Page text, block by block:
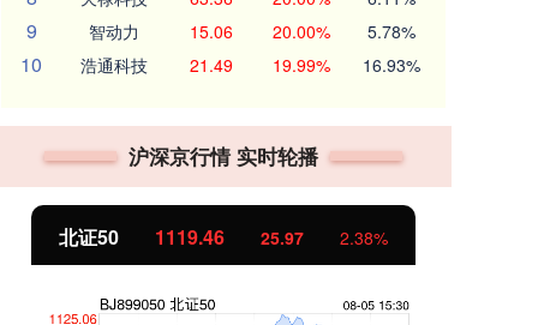
9 智动力 15.06 20.00% 5.78%
10 浩通科技 21.49 19.99% 16.93%
沪深京行情 实时轮播
北证50 1119.46 25.97 2.38%